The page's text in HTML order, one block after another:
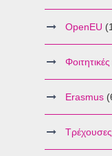
OpenEU
Φοιτητικές
Erasmus
Τρέχουσες